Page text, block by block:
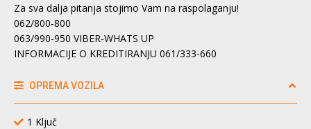
Za sva dalja pitanja stojimo Vam na raspolaganju!
062/800-800
063/990-950 VIBER-WHATS UP
INFORMACIJE O KREDITIRANJU 061/333-660
OPREMA VOZILA
1 Ključ